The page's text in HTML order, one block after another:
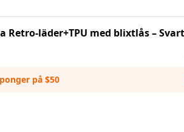
Retro-läder+TPU med blixtlås – Svart
på $50